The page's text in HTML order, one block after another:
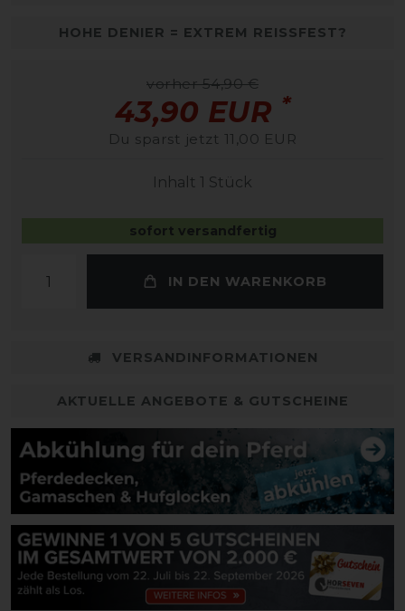
HOHE DENIER = EXTREM REISSFEST?
vorher 54,90 €
43,90 EUR *
Du sparst jetzt 11,00 EUR
Inhalt 1 Stück
sofort versandfertig
IN DEN WARENKORB
VERSANDINFORMATIONEN
AKTUELLE ANGEBOTE & GUTSCHEINE